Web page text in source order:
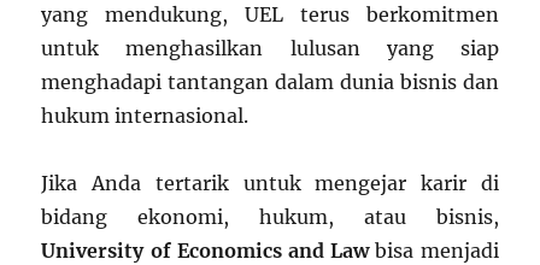
yang mendukung, UEL terus berkomitmen
untuk menghasilkan lulusan yang siap
menghadapi tantangan dalam dunia bisnis dan
hukum internasional.
Jika Anda tertarik untuk mengejar karir di
bidang ekonomi, hukum, atau bisnis,
University of Economics and Lawbisa menjadi